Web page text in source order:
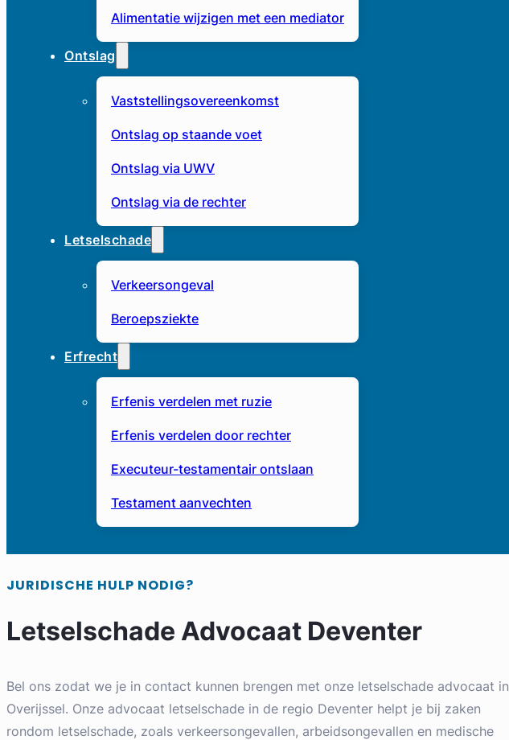
Alimentatie wijzigen met een mediator
Ontslag
Vaststellingsovereenkomst
Ontslag op staande voet
Ontslag via UWV
Ontslag via de rechter
Letselschade
Verkeersongeval
Beroepsziekte
Erfrecht
Erfenis verdelen met ruzie
Erfenis verdelen door rechter
Executeur-testamentair ontslaan
Testament aanvechten
JURIDISCHE HULP NODIG?
Letselschade Advocaat Deventer
Bel ons zodat we je in contact kunnen brengen met onze letselschade advocaat in
Overijssel. Onze advocaat letselschade in de regio Deventer helpt je bij zaken
rondom letselschade, zoals verkeersongevallen, arbeidsongevallen en medische